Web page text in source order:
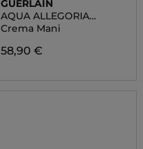
GUERLAIN
AQUA ALLEGORIA
FLORABLOOM
Crema Mani
58,90 €